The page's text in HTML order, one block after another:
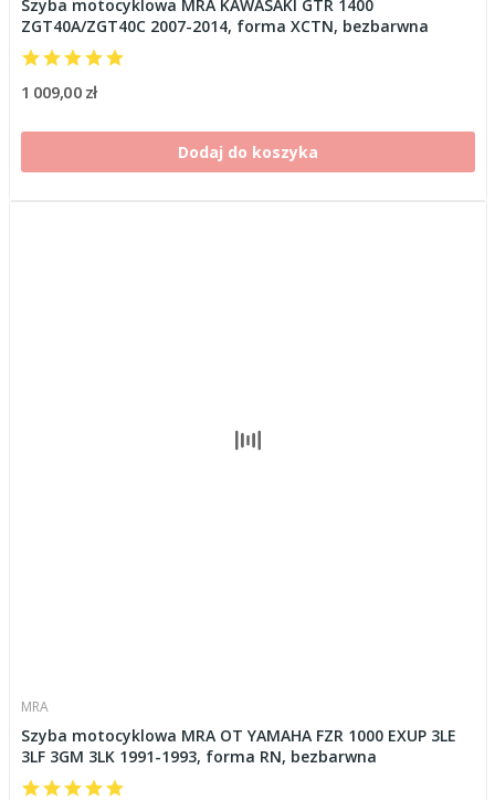
Szyba motocyklowa MRA KAWASAKI GTR 1400
ZGT40A/ZGT40C 2007-2014, forma XCTN, bezbarwna
1 009,00 zł
Dodaj do koszyka
MRA
Szyba motocyklowa MRA OT YAMAHA FZR 1000 EXUP 3LE
3LF 3GM 3LK 1991-1993, forma RN, bezbarwna